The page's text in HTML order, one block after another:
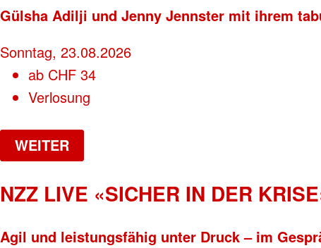
Gülsha Adilji und Jenny Jennster mit ihrem
Sonntag, 23.08.2026
ab CHF 34
Verlosung
WEITER
NZZ LIVE «SICHER IN DER
Agil und leistungsfähig unter Druck – im